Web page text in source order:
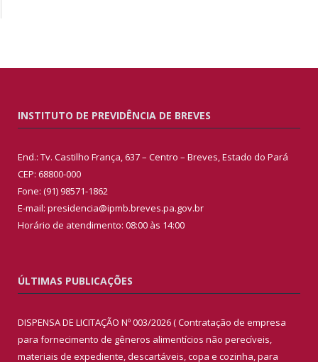
INSTITUTO DE PREVIDÊNCIA DE BREVES
End.: Tv. Castilho França, 637 – Centro – Breves, Estado do Pará
CEP: 68800-000
Fone: (91) 98571-1862
E-mail: presidencia@ipmb.breves.pa.gov.br
Horário de atendimento: 08:00 às 14:00
ÚLTIMAS PUBLICAÇÕES
DISPENSA DE LICITAÇÃO Nº 003/2026 ( Contratação de empresa
para fornecimento de gêneros alimentícios não perecíveis,
materiais de expediente, descartáveis, copa e cozinha, para